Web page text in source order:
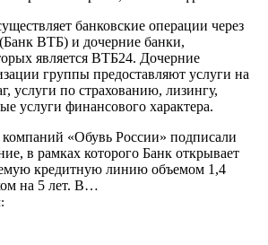
банковские операции через
ВТБ) и дочерние банки,
является ВТБ24. Дочерние
группы предоставляют услуги на
услуги по страхованию, лизингу,
услуги финансового характера.
«Обувь России» подписали
в рамках которого Банк открывает
кредитную линию объемом 1,4
на 5 лет. В…